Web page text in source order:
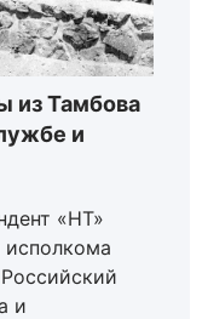
из Тамбова
и
«НТ»
и